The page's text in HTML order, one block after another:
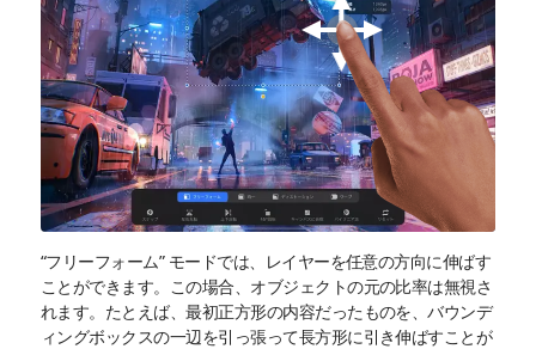
“フリーフォーム” モードでは、レイヤーを任意の方向に伸ばす
ことができます。この場合、オブジェクトの元の比率は無視さ
れます。たとえば、最初正方形の内容だったものを、バウンデ
ィングボックスの一辺を引っ張って長方形に引き伸ばすことが